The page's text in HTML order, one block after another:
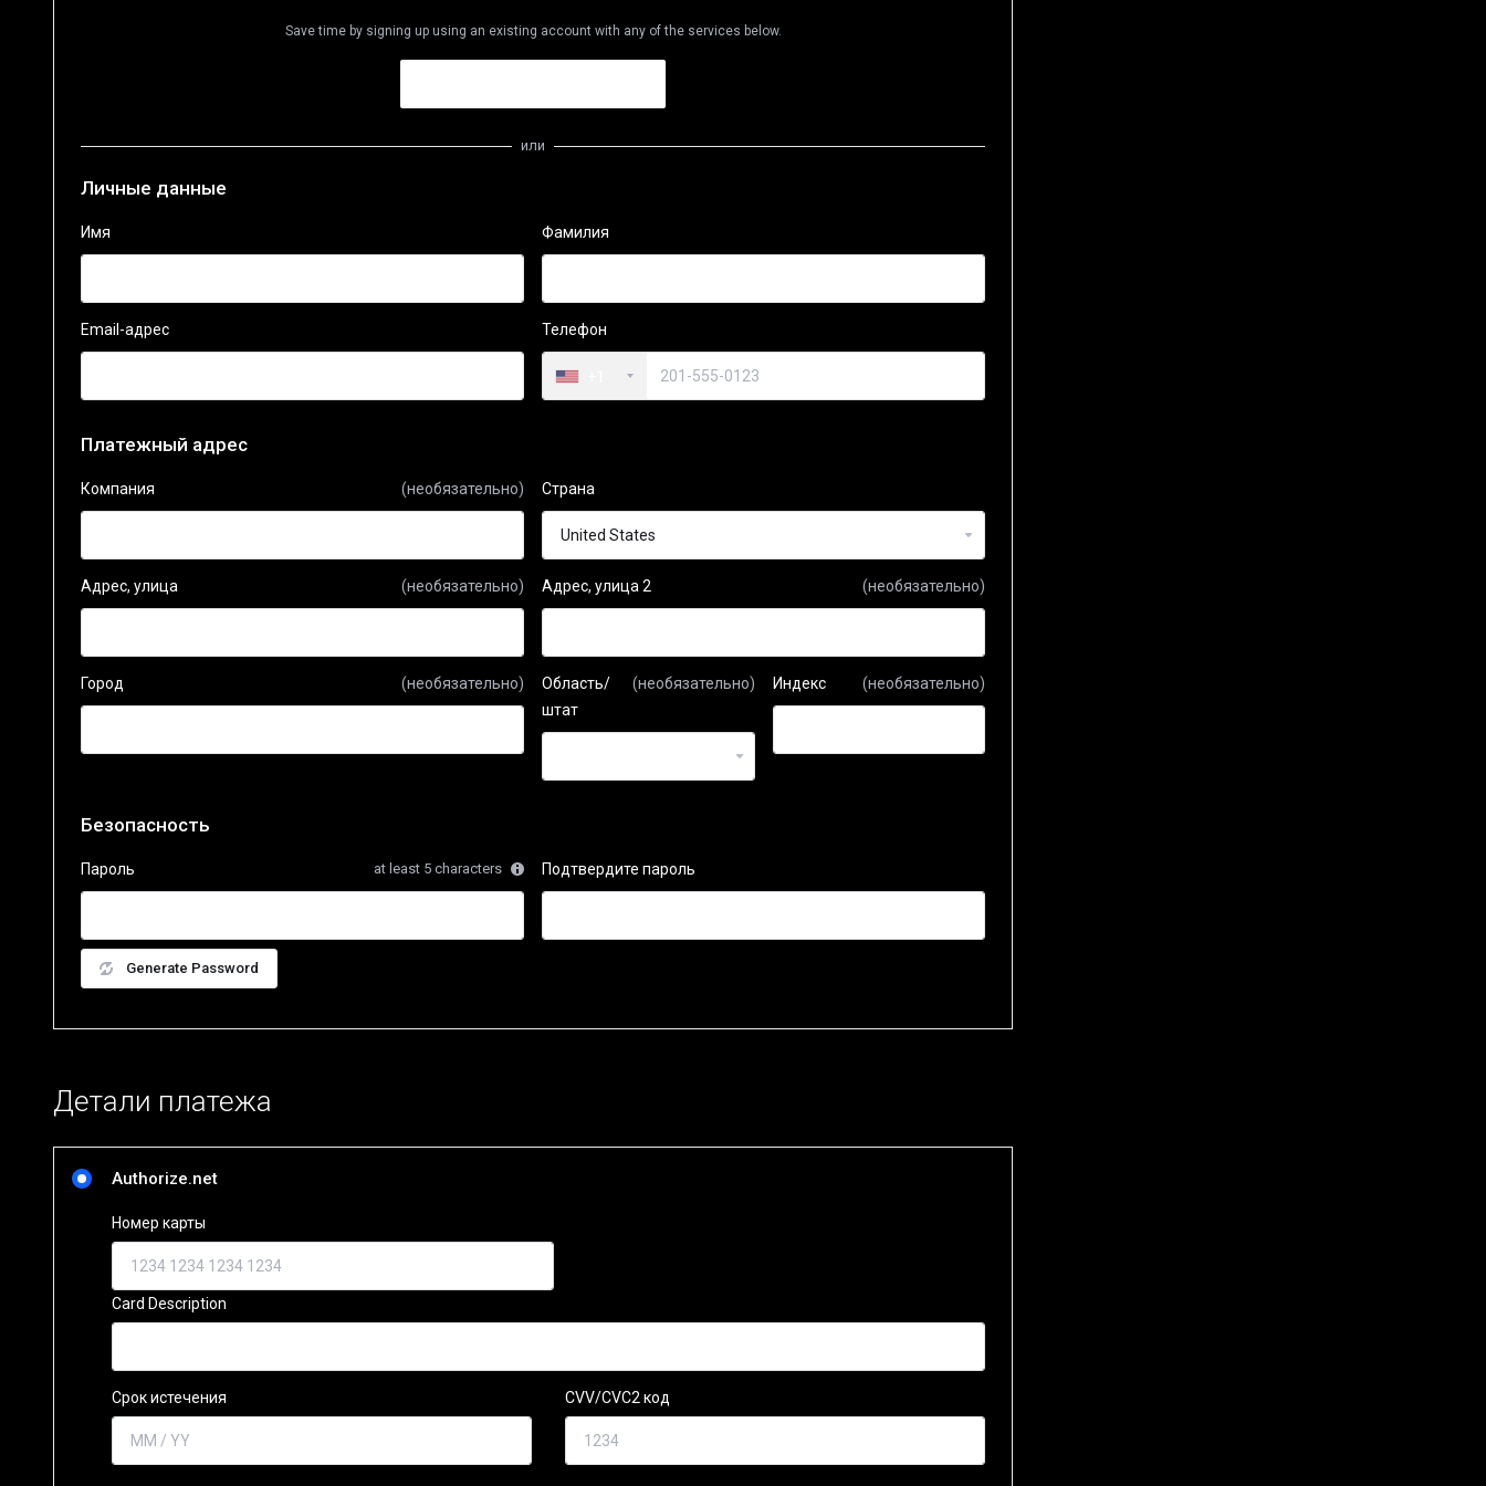
Save time by signing up using an existing account with any of the services below.
или
Личные данные
Имя Фамилия
Email-адрес Телефон
Платежный адрес
Компания (необязательно) Страна
Адрес, улица (необязательно) Адрес, улица 2 (необязательно)
Город (необязательно)
Область/
штат
(необязательно) Индекс (необязательно)
Безопасность
Пароль at least 5 characters
Generate Password
Подтвердите пароль
Детали платежа
Authorize.net
Номер карты
Card Description
Срок истечения CVV/CVC2 код